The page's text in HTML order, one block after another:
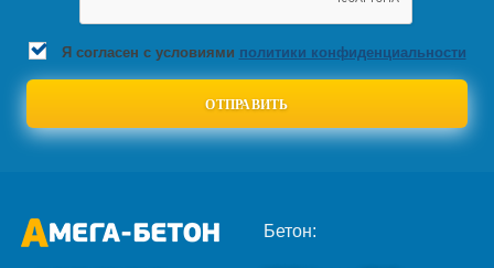
Я согласен с условиями политики конфиденциальности
Бетон: